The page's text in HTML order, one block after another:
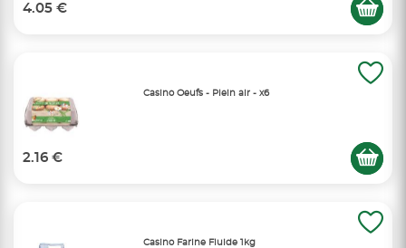
4.05 €
Casino Oeufs - Plein air - x6
2.16 €
Casino Farine Fluide 1kg